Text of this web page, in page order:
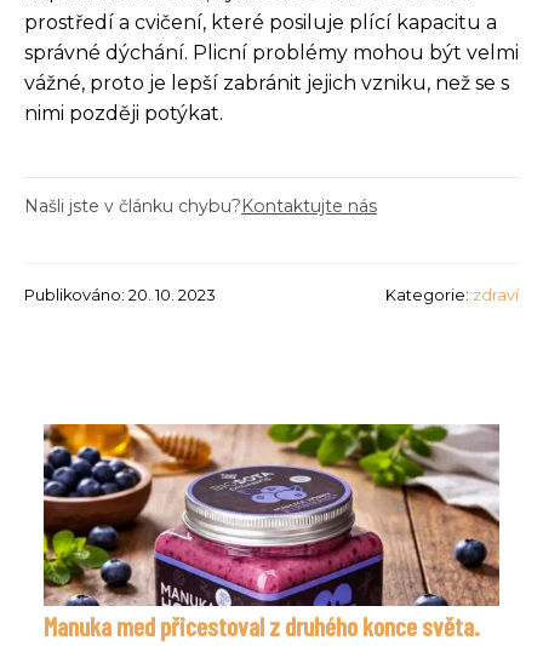
prostředí a cvičení, které posiluje plící kapacitu a
správné dýchání. Plicní problémy mohou být velmi
vážné, proto je lepší zabránit jejich vzniku, než se s
nimi později potýkat.
Našli jste v článku chybu?Kontaktujte nás
Publikováno: 20. 10. 2023 Kategorie: zdraví
Manuka med přicestoval z druhého konce světa.